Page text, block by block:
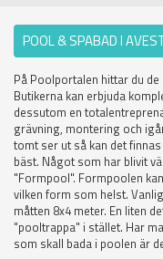
POOL & SPABAD I
På Poolportalen hittar du
Butikerna kan erbjuda
dessutom en
grävning, montering och
tomt ser ut så kan det
bäst. Något som har blivit
"Formpool". Formpoolen
vilken form som helst.
måtten 8x4 meter. En liten
"pooltrappa" i stället. Har
som skall bada i poolen är